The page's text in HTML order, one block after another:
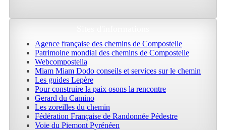
Agence française des chemins de Compostelle
Patrimoine mondial des chemins de Compostelle
Webcompostella
Miam Miam Dodo conseils et services sur le chemin
Les guides Lepère
Pour construire la paix osons la rencontre
Gerard du Camino
Les zoreilles du chemin
Fédération Française de Randonnée Pédestre
Voie du Piemont Pyrénéen